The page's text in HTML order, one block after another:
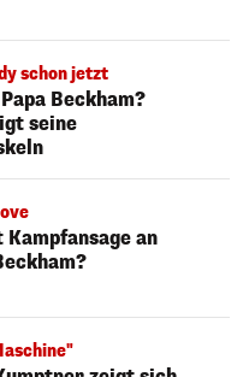
schon jetzt
Beckham?
seine
Kampfansage an